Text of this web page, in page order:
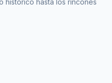
histórico hasta los rincones